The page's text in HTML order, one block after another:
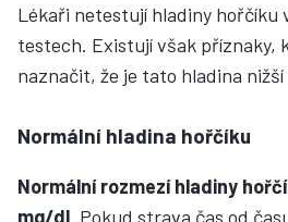
Lékaři netestují hladiny hořčíku
testech. Existují však příznaky,
naznačit, že je tato hladina nižší
Normální hladina hořčíku
Normální rozmezí hladiny
mg/dl . Pokud strava čas od